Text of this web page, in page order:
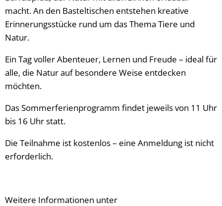
macht. An den Basteltischen entstehen kreative
Erinnerungsstücke rund um das Thema Tiere und
Natur.
Ein Tag voller Abenteuer, Lernen und Freude – ideal für
alle, die Natur auf besondere Weise entdecken
möchten.
Das Sommerferienprogramm findet jeweils von 11 Uhr
bis 16 Uhr statt.
Die Teilnahme ist kostenlos – eine Anmeldung ist nicht
erforderlich.
Weitere Informationen unter